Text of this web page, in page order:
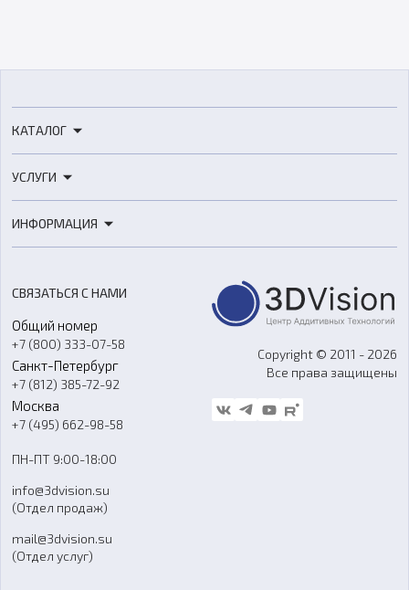
КАТАЛОГ
3D-сканеры
Расходные материалы
Оборудование и материалы для вакуумного литья
Аксессуары и прочее оборудование
Программное обеспечение
УСЛУГИ
3D-моделирование
Ремонт и услуги
ИНФОРМАЦИЯ
О компании
Контакты
Гос. закупки
Стать дилером
Блог
FAQ
СВЯЗАТЬСЯ С НАМИ
Общий номер
+7 (800) 333-07-58
Санкт-Петербург
+7 (812) 385-72-92
Москва
+7 (495) 662-98-58
ПН-ПТ 9:00-18:00
info@3dvision.su
(Отдел продаж)
mail@3dvision.su
(Отдел услуг)
Copyright © 2011 - 2026
Все права защищены